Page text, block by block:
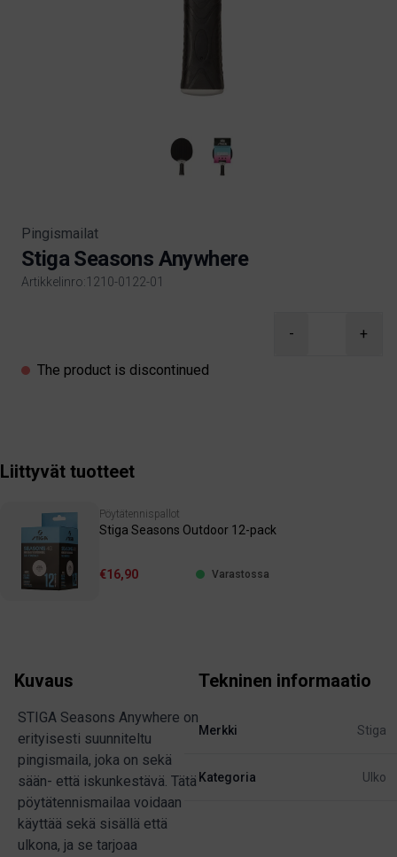
Pingismailat
Stiga Seasons Anywhere
Artikkelinro:1210-0122-01
- +
The product is discontinued
Liittyvät tuotteet
Pöytätennispallot
Stiga Seasons Outdoor 12-pack
€16,90 Varastossa
Kuvaus
STIGA Seasons Anywhere on
erityisesti suunniteltu
pingismaila, joka on sekä
sään- että iskunkestävä. Tätä
pöytätennismailaa voidaan
käyttää sekä sisällä että
ulkona, ja se tarjoaa
Tekninen informaatio
Merkki Stiga
Kategoria Ulko